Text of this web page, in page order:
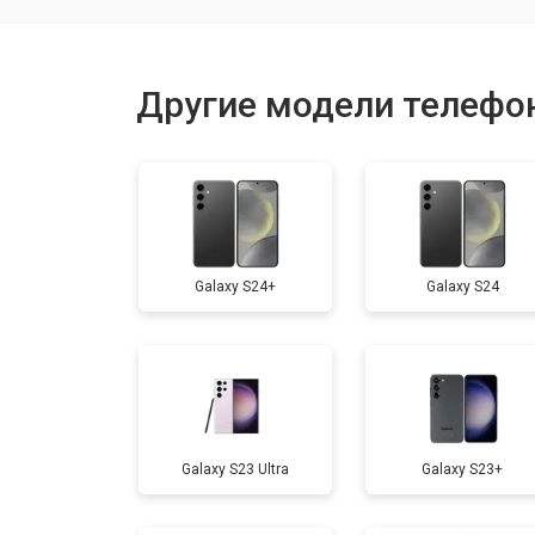
Замена задней крышки
Замена дисплея (экрана)
Замена аккумулятора
Замена кнопки включения
Другие модели
Galaxy S24+ Galaxy S24
Galaxy S23 Ultra Galaxy S23+